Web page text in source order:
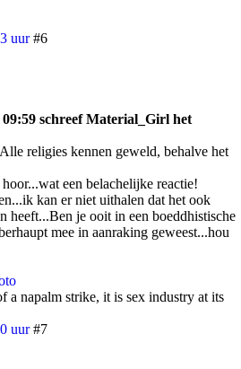
uur #6
schreef Material_Girl het
religies kennen geweld, behalve het
een belachelijke reactie!
kan er niet uithalen dat het ook
heeft...Ben je ooit in een boeddhistische
mee in aanraking geweest...hou
a napalm strike, it is sex industry at its
uur #7